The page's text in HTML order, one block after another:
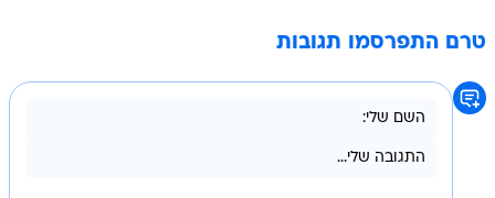
טרם התפרסמו תגובות